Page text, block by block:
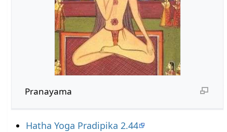
Pranayama
Hatha Yoga Pradipika 2.44